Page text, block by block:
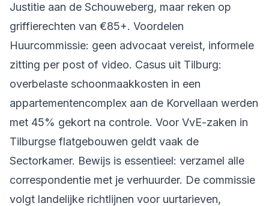
Justitie aan de Schouweberg, maar reken op
griffierechten van €85+. Voordelen
Huurcommissie: geen advocaat vereist, informele
zitting per post of video. Casus uit Tilburg:
overbelaste schoonmaakkosten in een
appartementencomplex aan de Korvellaan werden
met 45% gekort na controle. Voor VvE-zaken in
Tilburgse flatgebouwen geldt vaak de
Sectorkamer. Bewijs is essentieel: verzamel alle
correspondentie met je verhuurder. De commissie
volgt landelijke richtlijnen voor uurtarieven,